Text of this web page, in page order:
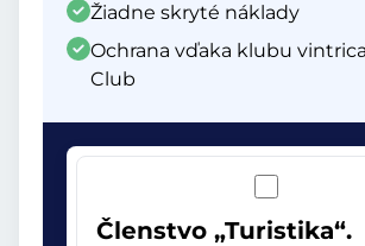
Žiadne skryté náklady
Ochrana vďaka klubu
Club
Členstvo „Turistika“.